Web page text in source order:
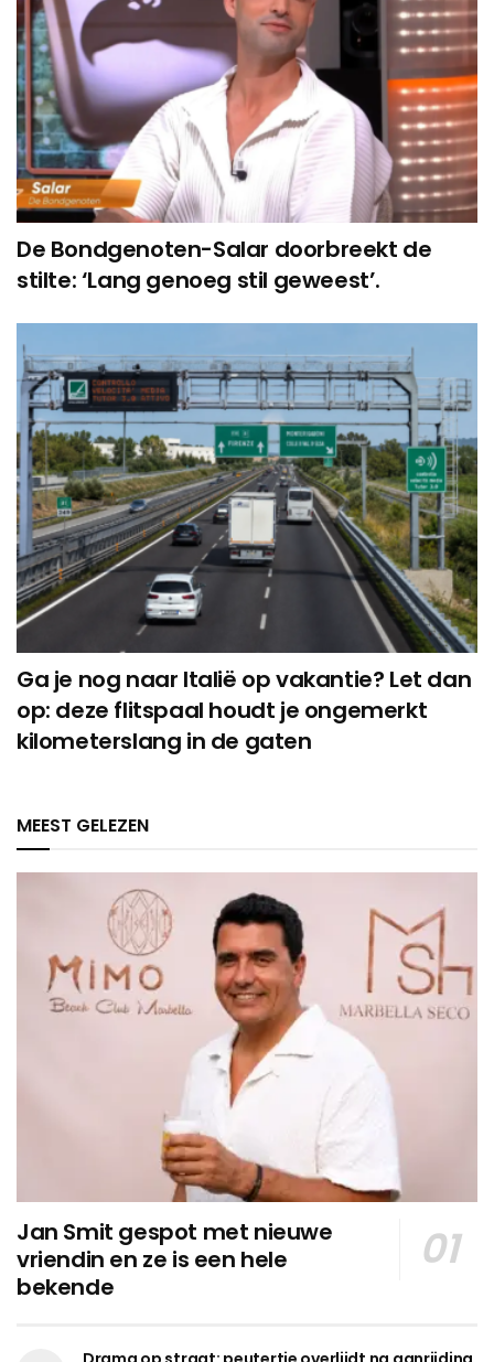
De Bondgenoten-Salar doorbreekt de
stilte: ‘Lang genoeg stil geweest’.
Ga je nog naar Italië op vakantie? Let dan
op: deze flitspaal houdt je ongemerkt
kilometerslang in de gaten
MEEST GELEZEN
Jan Smit gespot met nieuwe
vriendin en ze is een hele
bekende